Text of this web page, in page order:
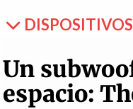
DISPOSITIVOS
Un
espacio: